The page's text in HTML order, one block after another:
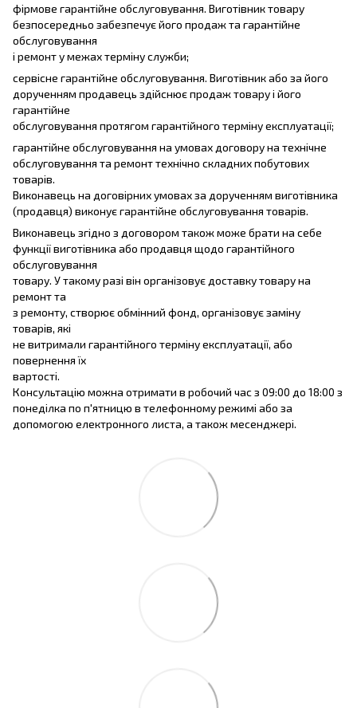
фірмове гарантійне обслуговування. Виготівник товару
безпосередньо забезпечує його продаж та гарантійне
обслуговування
і ремонт у межах терміну служби;
сервісне гарантійне обслуговування. Виготівник або за його
дорученням продавець здійснює продаж товару і його
гарантійне
обслуговування протягом гарантійного терміну експлуатації;
гарантійне обслуговування на умовах договору на технічне
обслуговування та ремонт технічно складних побутових
товарів.
Виконавець на договірних умовах за дорученням виготівника
(продавця) виконує гарантійне обслуговування товарів.
Виконавець згідно з договором також може брати на себе
функції виготівника або продавця щодо гарантійного
обслуговування
товару. У такому разі він організовує доставку товару на
ремонт та
з ремонту, створює обмінний фонд, організовує заміну
товарів, які
не витримали гарантійного терміну експлуатації, або
повернення їх
вартості.
Консультацію можна отримати в робочий час з 09:00 до 18:00 з
понеділка по п'ятницю в телефонному режимі або за
допомогою електронного листа, а також месенджері.